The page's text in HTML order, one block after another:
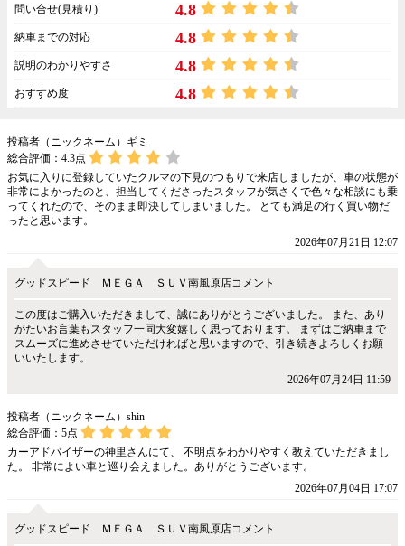
問い合せ(見積り) 4.8
納車までの対応 4.8
説明のわかりやすさ 4.8
おすすめ度 4.8
投稿者（ニックネーム）ギミ
総合評価： 4.3点
お気に入りに登録していたクルマの下見のつもりで来店しましたが、車の状態が
非常によかったのと、担当してくださったスタッフが気さくで色々な相談にも乗
ってくれたので、そのまま即決してしまいました。 とても満足の行く買い物だ
ったと思います。
2026年07月21日 12:07
グッドスピード ＭＥＧＡ ＳＵＶ南風原店コメント
この度はご購入いただきまして、誠にありがとうございました。 また、あり
がたいお言葉もスタッフ一同大変嬉しく思っております。 まずはご納車まで
スムーズに進めさせていただければと思いますので、引き続きよろしくお願
いいたします。
2026年07月24日 11:59
投稿者（ニックネーム）shin
総合評価： 5点
カーアドバイザーの神里さんにて、 不明点をわかりやすく教えていただきまし
た。 非常によい車と巡り会えました。ありがとうございます。
2026年07月04日 17:07
グッドスピード ＭＥＧＡ ＳＵＶ南風原店コメント